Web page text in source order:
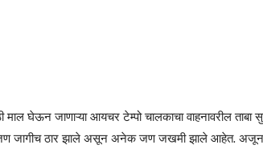
माल घेऊन जाणाऱ्या आयचर टेम्पो चालकाचा वाहनावरील ताबा
जण जागीच ठार झाले असून अनेक जण जखमी झाले आहेत.